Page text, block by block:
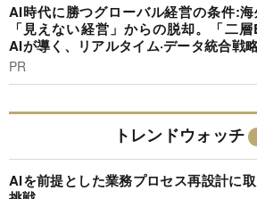
AI時代に勝つグローバル経営の条件:
「見えない経営」からの脱却。「二層
AIが導く、リアルタイム·データ統合戦
PR
トレンドウォッチ
AIを前提とした業務プロセス再設計に